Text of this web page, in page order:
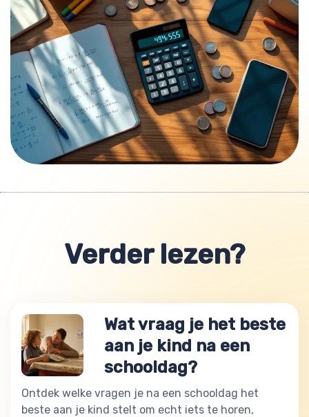
Verder lezen?
Wat vraag je het beste
aan je kind na een
schooldag?
Ontdek welke vragen je na een schooldag het
beste aan je kind stelt om echt iets te horen,